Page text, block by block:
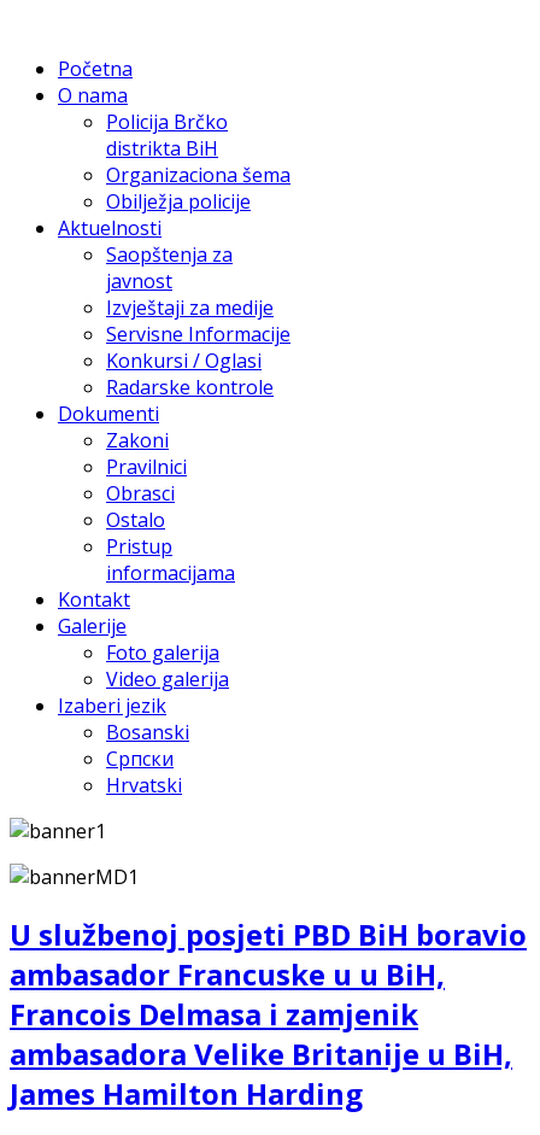
Početna
O nama
Policija Brčko
distrikta BiH
Organizaciona šema
Obilježja policije
Aktuelnosti
Saopštenja za
javnost
Izvještaji za medije
Servisne Informacije
Konkursi / Oglasi
Radarske kontrole
Dokumenti
Zakoni
Pravilnici
Obrasci
Ostalo
Pristup
informacijama
Kontakt
Galerije
Foto galerija
Video galerija
Izaberi jezik
Bosanski
Српски
Hrvatski
U službenoj posjeti PBD BiH boravio
ambasador Francuske u u BiH,
Francois Delmasa i zamjenik
ambasadora Velike Britanije u BiH,
James Hamilton Harding